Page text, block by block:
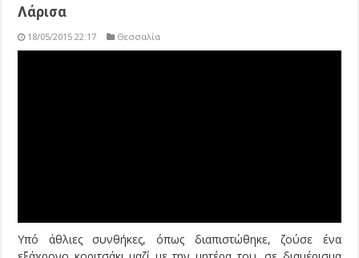
Λάρισα
18/05/2015 22:17 Θεσσαλία
Τσαντάκηδες την έστειλαν στο Νοσοκομείο